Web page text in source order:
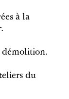
à la
démolition.
du